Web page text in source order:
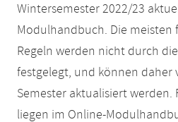
Wintersemester 2022/23
Modulhandbuch. Die meisten
Regeln werden nicht durch
festgelegt, und können daher
Semester aktualisiert werden.
liegen im Online-